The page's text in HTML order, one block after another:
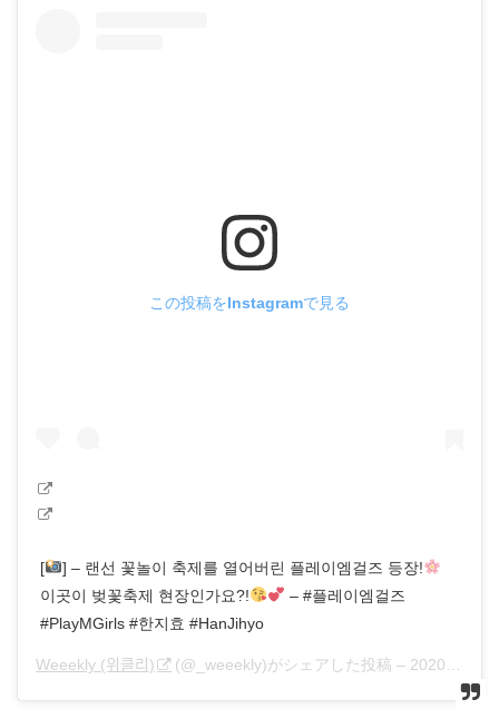
この投稿をInstagramで見る
[
] – 랜선 꽃놀이 축제를 열어버린 플레이엠걸즈 등장!
이곳이 벚꽃축제 현장인가요?!
– #플레이엠걸즈
#PlayMGirls #한지효 #HanJihyo
Weeekly (위클리) (@_weeekly)がシェアした投稿 – 2020年 4月月1日午後11時04分PDT